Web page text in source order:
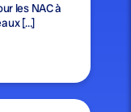
les NAC à
[…]